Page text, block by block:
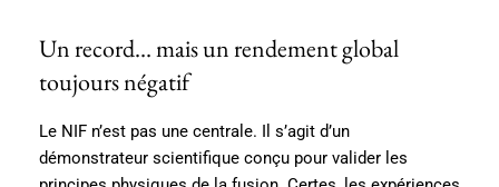
Un record… mais un rendement global
toujours négatif
Le NIF n’est pas une centrale. Il s’agit d’un
démonstrateur scientifique conçu pour valider les